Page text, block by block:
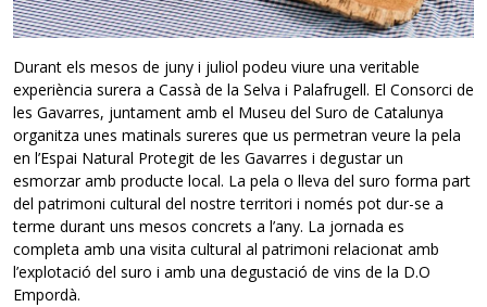
Durant els mesos de juny i juliol podeu viure una veritable
experiència surera a Cassà de la Selva i Palafrugell. El Consorci de
les Gavarres, juntament amb el Museu del Suro de Catalunya
organitza unes matinals sureres que us permetran veure la pela
en l’Espai Natural Protegit de les Gavarres i degustar un
esmorzar amb producte local. La pela o lleva del suro forma part
del patrimoni cultural del nostre territori i només pot dur-se a
terme durant uns mesos concrets a l’any. La jornada es
completa amb una visita cultural al patrimoni relacionat amb
l’explotació del suro i amb una degustació de vins de la D.O
Empordà.